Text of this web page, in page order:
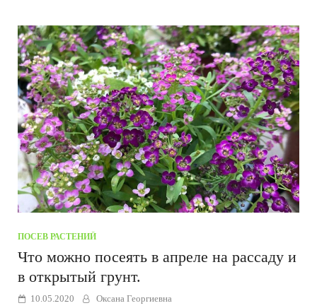
ПОСЕВ РАСТЕНИЙ
Что можно посеять в апреле на рассаду и
в открытый грунт.
10.05.2020 Оксана Георгиевна